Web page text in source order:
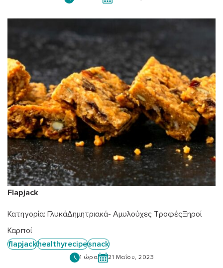
Flapjack
Κατηγορία: ΓλυκάΔημητριακά- Αμυλούχες ΤροφέςΞηροί
Καρποί
flapjackhealthyrecipesnack
1 ώρα 21 Μαΐου, 2023